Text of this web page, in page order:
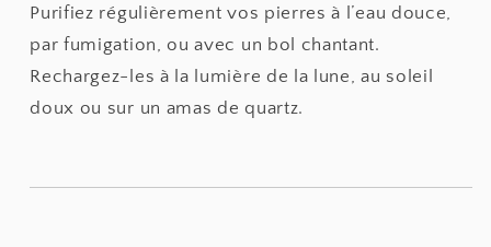
Purifiez régulièrement vos pierres à l’eau douce,
par fumigation, ou avec un bol chantant.
Rechargez-les à la lumière de la lune, au soleil
doux ou sur un amas de quartz.